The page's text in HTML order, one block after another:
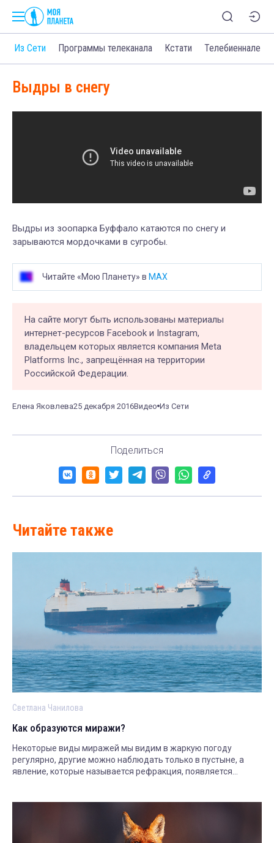
Из Сети Программы телеканала Кстати Телебиеннале
Выдры в снегу
Выдры из зоопарка Буффало катаются по снегу и
зарываются мордочками в сугробы.
Читайте «Мою Планету» в MAX
На сайте могут быть использованы материалы
интернет-ресурсов Facebook и Instagram,
владельцем которых является компания Meta
Platforms Inc., запрещённая на территории
Российской Федерации.
Елена Яковлева25 декабря 2016Видео Из Сети
Поделиться
Читайте также
Светлана Чанилова
Как образуются миражи?
Некоторые виды миражей мы видим в жаркую погоду
регулярно, другие можно наблюдать только в пустыне, а
явление, которые называется рефракция, появляется